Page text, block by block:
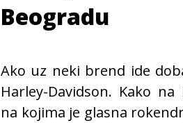
Beogradu
Ako uz neki brend ide
Harley-Davidson. Kako
na kojima je glasna